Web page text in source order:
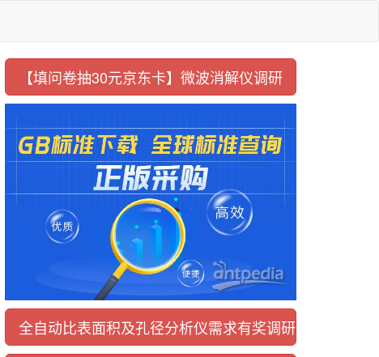
【填问卷抽30元京东卡】 微波消解仪调研
全自动比表面积及孔径分析仪需求有奖调研